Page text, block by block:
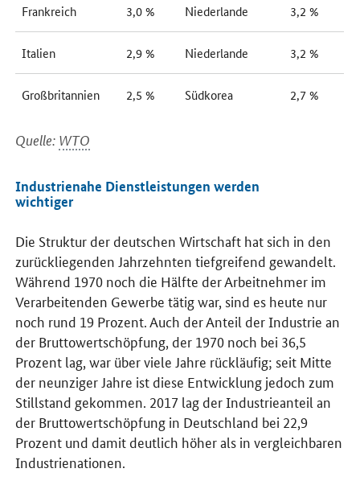
Frankreich 3,0 % Niederlande 3,2 %
Italien 2,9 % Niederlande 3,2 %
Großbritannien 2,5 % Südkorea 2,7 %
Quelle: WTO
Industrienahe Dienstleistungen werden
wichtiger
Die Struktur der deutschen Wirtschaft hat sich in den
zurückliegenden Jahrzehnten tiefgreifend gewandelt.
Während 1970 noch die Hälfte der Arbeitnehmer im
Verarbeitenden Gewerbe tätig war, sind es heute nur
noch rund 19 Prozent. Auch der Anteil der Industrie an
der Bruttowertschöpfung, der 1970 noch bei 36,5
Prozent lag, war über viele Jahre rückläufig; seit Mitte
der neunziger Jahre ist diese Entwicklung jedoch zum
Stillstand gekommen. 2017 lag der Industrieanteil an
der Bruttowertschöpfung in Deutschland bei 22,9
Prozent und damit deutlich höher als in vergleichbaren
Industrienationen.